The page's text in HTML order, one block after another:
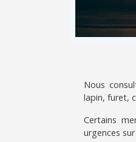
Nous
lapin, furet,
Certains
urgences